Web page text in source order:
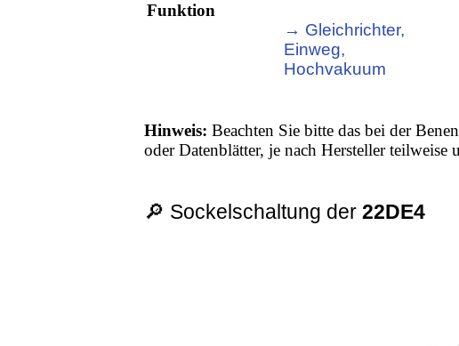
Funktion
→ Gleichrichter,
Einweg,
Hochvakuum
Hinweis: Beachten Sie bitte das bei der
oder Datenblätter, je nach Hersteller teilweise
🔎 Sockelschaltung der22DE4